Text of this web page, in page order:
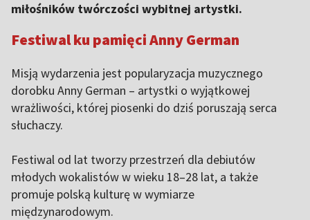
miłośników twórczości wybitnej artystki.
Festiwal ku pamięci Anny German
Misją wydarzenia jest popularyzacja muzycznego
dorobku Anny German – artystki o wyjątkowej
wrażliwości, której piosenki do dziś poruszają serca
słuchaczy.
Festiwal od lat tworzy przestrzeń dla debiutów
młodych wokalistów w wieku 18–28 lat, a także
promuje polską kulturę w wymiarze
międzynarodowym.